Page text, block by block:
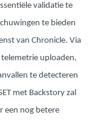
validatie te
te bieden
van Chronicle. Via
uploaden,
te detecteren
met Backstory zal
een nog betere